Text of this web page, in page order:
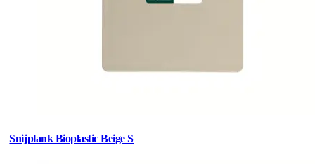
Snijplank Bioplastic Beige S